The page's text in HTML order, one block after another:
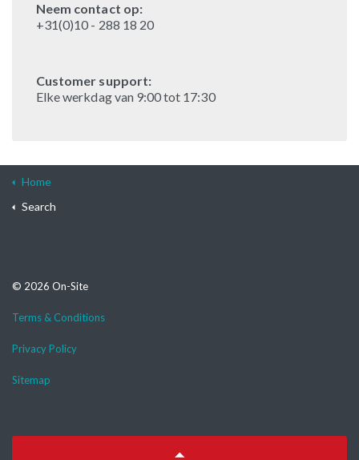
Neem contact op:
+31(0)10 - 288 18 20
Customer support:
Elke werkdag van 9:00 tot 17:30
Home
Search
© 2026 On-Site
Terms & Conditions
Privacy Policy
Sitemap